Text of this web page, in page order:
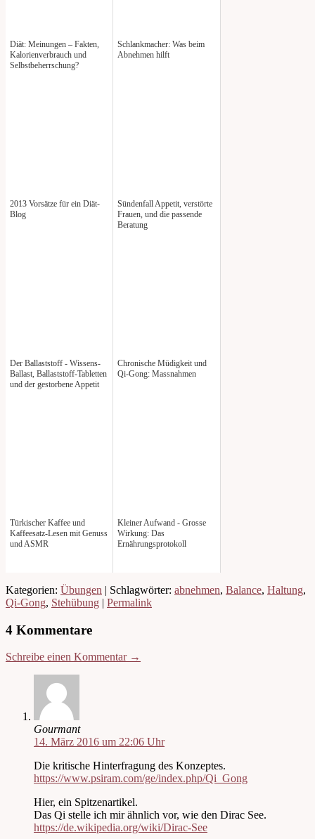
Diät: Meinungen – Fakten,
Kalorienverbrauch und
Selbstbeherrschung?
Schlankmacher: Was beim
Abnehmen hilft
2013 Vorsätze für ein Diät-
Blog
Sündenfall Appetit, verstörte
Frauen, und die passende
Beratung
Der Ballaststoff - Wissens-
Ballast, Ballaststoff-Tabletten
und der gestorbene Appetit
Chronische Müdigkeit und
Qi-Gong: Massnahmen
Türkischer Kaffee und
Kaffeesatz-Lesen mit Genuss
und ASMR
Kleiner Aufwand - Grosse
Wirkung: Das
Ernährungsprotokoll
Kategorien: Übungen | Schlagwörter: abnehmen, Balance, Haltung,
Qi-Gong, Stehübung | Permalink
4 Kommentare
Schreibe einen Kommentar →
Gourmant
14. März 2016 um 22:06 Uhr
Die kritische Hinterfragung des Konzeptes.
https://www.psiram.com/ge/index.php/Qi_Gong
Hier, ein Spitzenartikel.
Das Qi stelle ich mir ähnlich vor, wie den Dirac See.
https://de.wikipedia.org/wiki/Dirac-See